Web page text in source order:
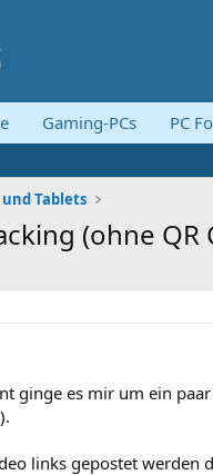
Gaming-PCs PC
Tablets
(ohne
ginge es mir um ein
links gepostet werden